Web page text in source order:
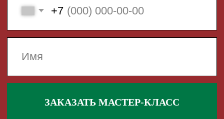
495 868 00 36